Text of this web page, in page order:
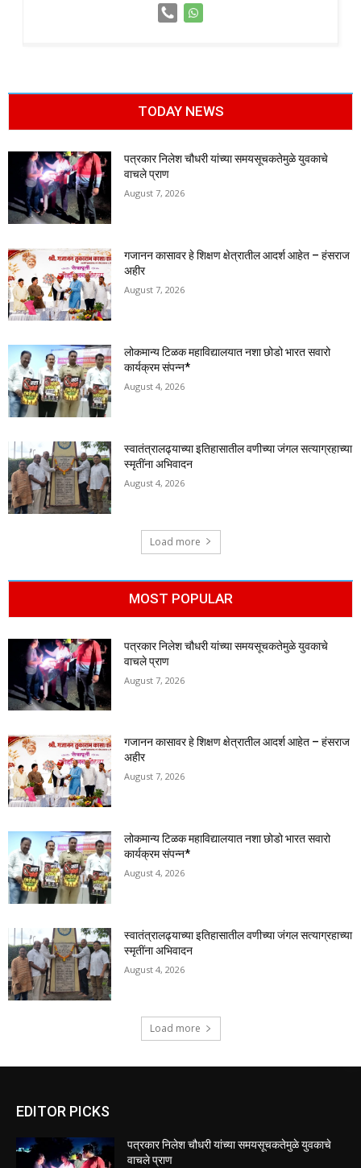
TODAY NEWS
पत्रकार निलेश चौधरी यांच्या समयसूचकतेमुळे युवकाचे
वाचले प्राण
August 7, 2026
गजानन कासावर हे शिक्षण क्षेत्रातील आदर्श आहेत – हंसराज
अहीर
August 7, 2026
लोकमान्य टिळक महाविद्यालयात नशा छोडो भारत सवारो
कार्यक्रम संपन्न*
August 4, 2026
स्वातंत्रालढ्याच्या इतिहासातील वणीच्या जंगल सत्याग्रहाच्या
स्मृतींना अभिवादन
August 4, 2026
Load more
MOST POPULAR
पत्रकार निलेश चौधरी यांच्या समयसूचकतेमुळे युवकाचे
वाचले प्राण
August 7, 2026
गजानन कासावर हे शिक्षण क्षेत्रातील आदर्श आहेत – हंसराज
अहीर
August 7, 2026
लोकमान्य टिळक महाविद्यालयात नशा छोडो भारत सवारो
कार्यक्रम संपन्न*
August 4, 2026
स्वातंत्रालढ्याच्या इतिहासातील वणीच्या जंगल सत्याग्रहाच्या
स्मृतींना अभिवादन
August 4, 2026
Load more
EDITOR PICKS
पत्रकार निलेश चौधरी यांच्या समयसूचकतेमुळे युवकाचे
वाचले प्राण